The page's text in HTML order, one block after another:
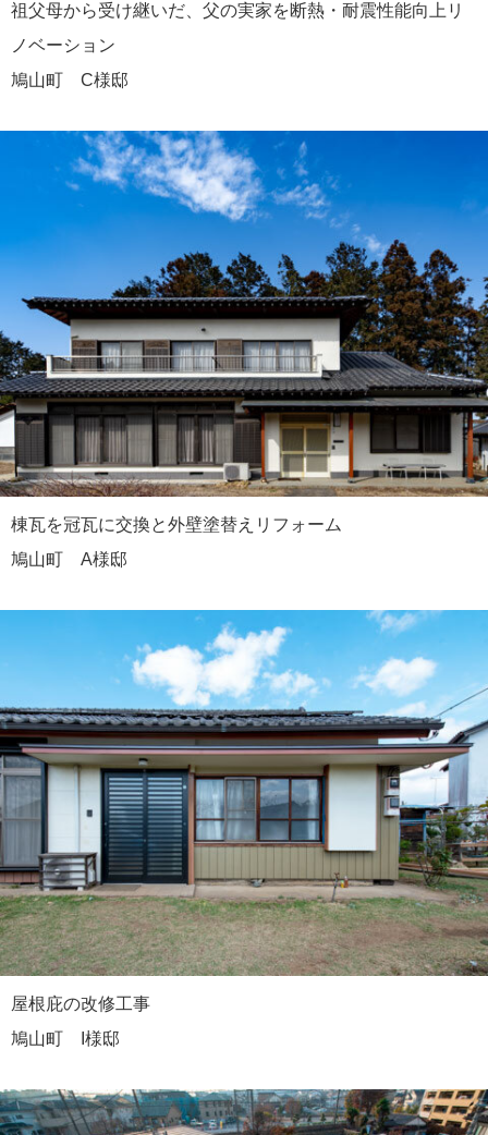
祖父母から受け継いだ、父の実家を断熱・耐震性能向上リ
ノベーション
鳩山町 C様邸
棟瓦を冠瓦に交換と外壁塗替えリフォーム
鳩山町 A様邸
屋根庇の改修工事
鳩山町 I様邸